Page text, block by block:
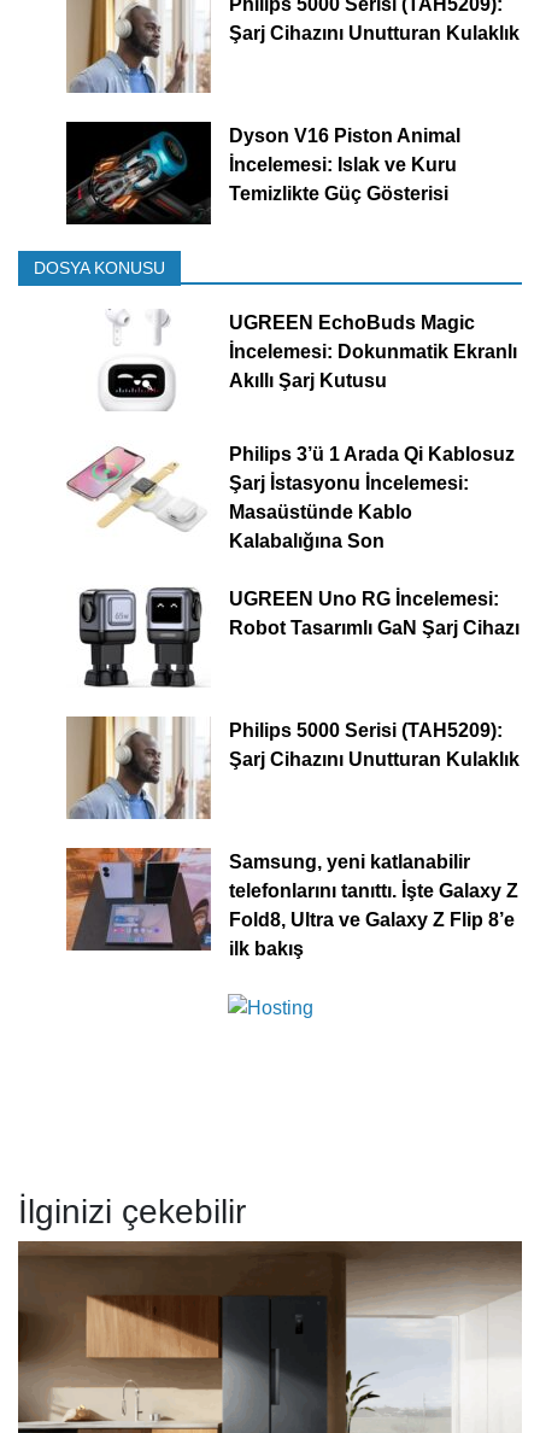
Philips 5000 Serisi (TAH5209):
Şarj Cihazını Unutturan Kulaklık
Dyson V16 Piston Animal
İncelemesi: Islak ve Kuru
Temizlikte Güç Gösterisi
DOSYA KONUSU
UGREEN EchoBuds Magic
İncelemesi: Dokunmatik Ekranlı
Akıllı Şarj Kutusu
Philips 3’ü 1 Arada Qi Kablosuz
Şarj İstasyonu İncelemesi:
Masaüstünde Kablo
Kalabalığına Son
UGREEN Uno RG İncelemesi:
Robot Tasarımlı GaN Şarj Cihazı
Philips 5000 Serisi (TAH5209):
Şarj Cihazını Unutturan Kulaklık
Samsung, yeni katlanabilir
telefonlarını tanıttı. İşte Galaxy Z
Fold8, Ultra ve Galaxy Z Flip 8’e
ilk bakış
İlginizi çekebilir